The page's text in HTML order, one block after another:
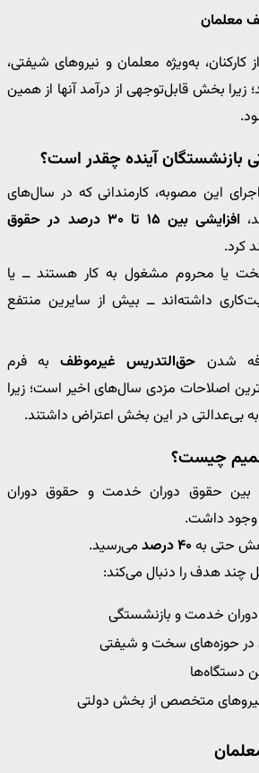
معلمان
کارکنان، به‌ویژه معلمان و نیروهای شیفتی،
بخش قابل‌توجهی از درآمد آنها از همین
بازنشستگان آینده چقدر است؟
این مصوبه، کارمندانی که در سال‌های
افزایشی بین ۱۵ تا ۳۰ درصد در حقوق
کرد.
یا محروم مشغول به کار هستند ــ یا
داشته‌اند ــ بیش از سایرین منتفع
شدن حق‌التدریس غیرموظفبه فرم
اصلاحات مزدی سال‌های اخیر است؛ زیرا
بی‌عدالتی در این بخش اعتراض داشتند.
چیست؟
بین حقوق دوران خدمت و حقوق دوران
وجود داشت.
حتی به۴۰ درصد
می‌رسید.
چند هدف را دنبال می‌کند:
خدمت و بازنشستگی
در حوزه‌های سخت و شیفتی
دستگاه‌ها
متخصص از بخش دولتی